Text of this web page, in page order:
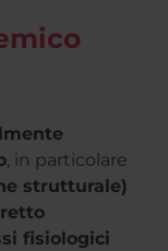
, in particolare
strutturale)
fisiologici